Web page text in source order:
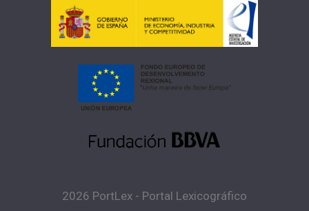
2026 PortLex - Portal Lexicográfico